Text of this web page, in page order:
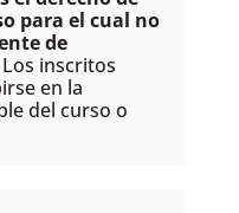
para el cual no
de
Los inscritos
en la
del curso o